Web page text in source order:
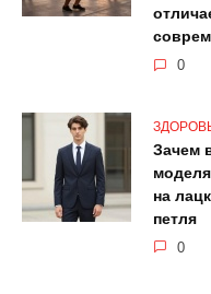
0
Зачем
на
петля
0